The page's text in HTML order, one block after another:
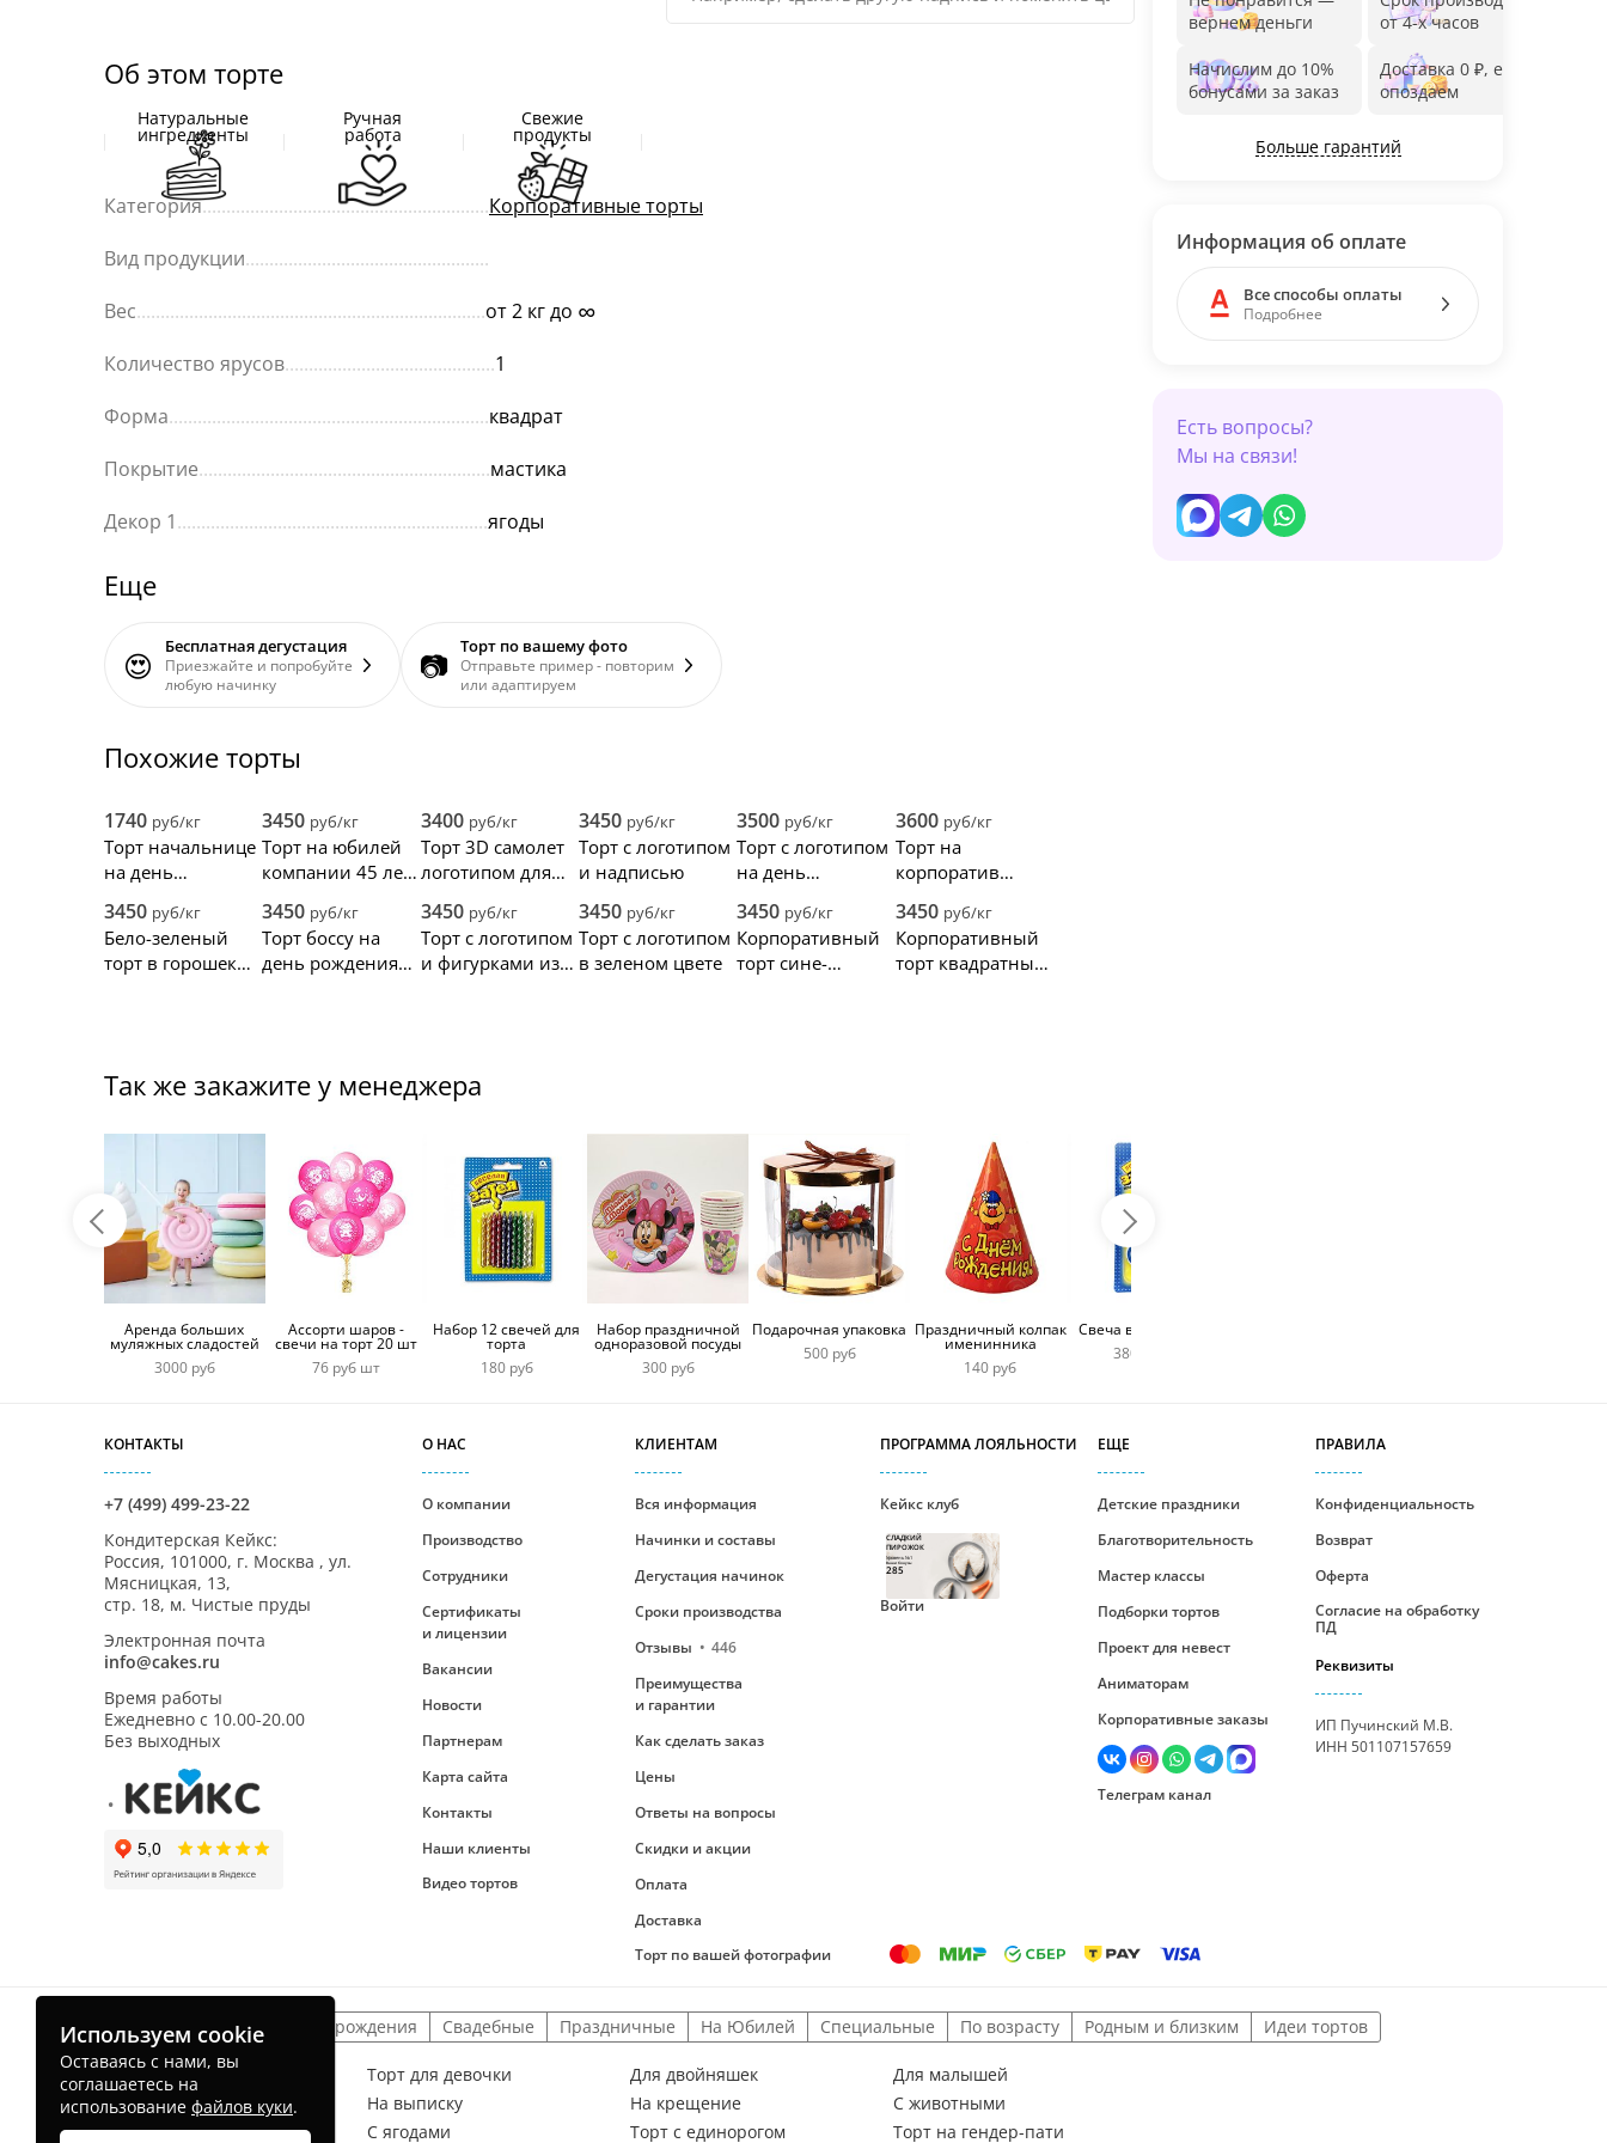
вернем деньги
Начислим до 10%
бонусами за заказ
от 4-х часов
Доставка 0 ₽, если
опоздаем
Больше гарантий
Информация об оплате
Все способы оплаты
Подробнее
Есть вопросы?
Мы на связи!
Об этом торте
Натуральные
ингредиенты
Ручная
работа
Свежие
продукты
Категория............................................................Корпоративные торты
Вид продукции...................................................
Вес.........................................................................от 2 кг до ∞
Количество ярусов............................................1
Форма...................................................................квадрат
Покрытие.............................................................мастика
Декор 1.................................................................ягоды
Еще
😍 Бесплатная дегустация
Приезжайте и попробуйте
любую начинку
📷 Торт по вашему фото
Отправьте пример - повторим
или адаптируем
Похожие торты
1740 руб/кг
Торт начальнице
на день
3450 руб/кг
Торт на юбилей
компании 45 лет
3400 руб/кг
Торт 3D самолет
логотипом для
3450 руб/кг
Торт с логотипом
и надписью
3500 руб/кг
Торт с логотипом
на день
компании
3600 руб/кг
Торт на
корпоратив
логотипом
3450 руб/кг
Бело-зеленый
торт в горошек
3450 руб/кг
Торт боссу на
день рождения
3450 руб/кг
Торт с логотипом
и фигурками из
3450 руб/кг
Торт с логотипом
в зеленом цвете
3450 руб/кг
Корпоративный
торт сине-
3450 руб/кг
Корпоративный
торт квадратный
Так же закажите у менеджера
Аренда больших
муляжных сладостей
3000 руб
Ассорти шаров -
свечи на торт 20 шт
76 руб шт
Набор 12 свечей для
торта
180 руб
Набор праздничной
одноразовой посуды
300 руб
Подарочная упаковка
500 руб
Праздничный колпак
именинника
140 руб
Свеча в виде цифры
380 руб шт
КОНТАКТЫ
+7 (499) 499-23-22
Кондитерская Кейкс:
Россия, 101000, г. Москва , ул.
Мясницкая, 13,
стр. 18, м. Чистые пруды
Электронная почта
info@cakes.ru
Время работы
Ежедневно с 10.00-20.00
Без выходных
О НАС
О компании
Производство
Сотрудники
Сертификаты
и лицензии
Вакансии
Новости
Партнерам
Карта сайта
Контакты
Наши клиенты
Видео тортов
КЛИЕНТАМ
Вся информация
Начинки и составы
Дегустация начинок
Сроки производства
Отзывы
446
Преимущества
и гарантии
Как сделать заказ
Цены
Ответы на вопросы
Скидки и акции
Оплата
Доставка
Торт по вашей фотографии
ПРОГРАММА ЛОЯЛЬНОСТИ
Кейкс клуб
СЛАДКИЙ
ПИРОЖОК
Уровень №1
Ваши бонусы
285
Войти
ЕЩЕ
Детские праздники
Благотворительность
Мастер классы
Подборки тортов
Проект для невест
Аниматорам
Корпоративные заказы
Телеграм канал
ПРАВИЛА
Конфиденциальность
Возврат
Оферта
Согласие на обработку
ПД
Реквизиты
ИП Пучинский М.В.
ИНН 501107157659
Детские торты На день рождения Свадебные Праздничные На Юбилей Специальные По возрасту Родным и близким Идеи тортов
Торт для мальчика Торт для девочки Для двойняшек
Для малышей
На рождение ребенка
На выписку На крещение
С животными
Без мастики
С ягодами Торт с единорогом Торт на гендер-пати
Используем cookie
Оставаясь с нами, вы
соглашаетесь на
использование файлов куки.